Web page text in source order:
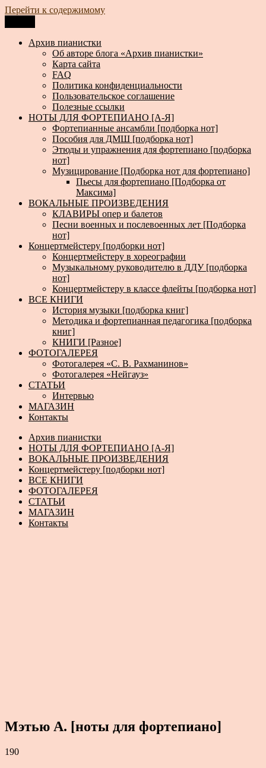
Перейти к содержимому
Архив пианистки
Всё для пианистов: ноты, книги, музыка, статьи…
Архив пианистки
Об авторе блога «Архив пианистки»
Карта сайта
FAQ
Политика конфиденциальности
Пользовательское соглашение
Полезные ссылки
НОТЫ ДЛЯ ФОРТЕПИАНО [А-Я]
Фортепианные ансамбли [подборка нот]
Пособия для ДМШ [подборка нот]
Этюды и упражнения для фортепиано [подборка
нот]
Музицирование [Подборка нот для фортепиано]
Пьесы для фортепиано [Подборка от
Максима]
ВОКАЛЬНЫЕ ПРОИЗВЕДЕНИЯ
КЛАВИРЫ опер и балетов
Песни военных и послевоенных лет [Подборка
нот]
Концертмейстеру [подборки нот]
Концертмейстеру в хореографии
Музыкальному руководителю в ДДУ [подборка
нот]
Концертмейстеру в классе флейты [подборка нот]
ВСЕ КНИГИ
История музыки [подборка книг]
Методика и фортепианная педагогика [подборка
книг]
КНИГИ [Разное]
ФОТОГАЛЕРЕЯ
Фотогалерея «С. В. Рахманинов»
Фотогалерея «Нейгауз»
СТАТЬИ
Интервью
МАГАЗИН
Контакты
Архив пианистки
НОТЫ ДЛЯ ФОРТЕПИАНО [А-Я]
ВОКАЛЬНЫЕ ПРОИЗВЕДЕНИЯ
Концертмейстеру [подборки нот]
ВСЕ КНИГИ
ФОТОГАЛЕРЕЯ
СТАТЬИ
МАГАЗИН
Контакты
Мэтью А. [ноты для фортепиано]
190